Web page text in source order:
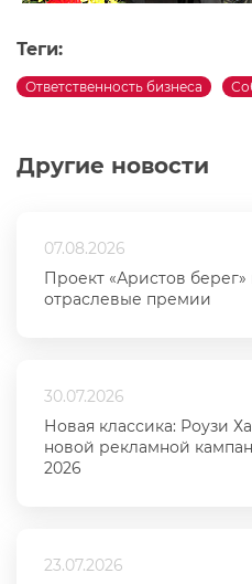
Другие новости
07.08.2026
Проект «Аристов
отраслевые премии
30.07.2026
Новая классика: Роузи
новой рекламной
2026
23.07.2026
Теги:
Ответственность бизнеса